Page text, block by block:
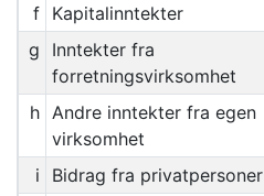
f Kapitalinntekter
g
Inntekter fra
forretningsvirksomhet
h Andre inntekter fra egen
virksomhet
i Bidrag fra privatpersoner